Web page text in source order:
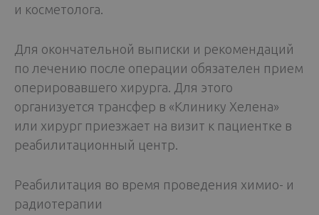
и косметолога.
Для окончательной выписки и рекомендаций
по лечению после операции обязателен прием
оперировавшего хирурга. Для этого
организуется трансфер в «Клинику Хелена»
или хирург приезжает на визит к пациентке в
реабилитационный центр.
Реабилитация во время проведения химио- и
радиотерапии